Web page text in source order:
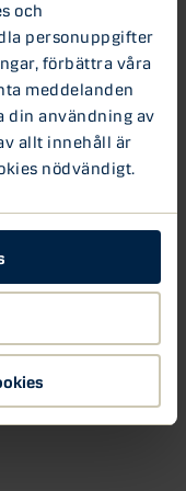
och
personuppgifter
förbättra våra
meddelanden
din användning av
allt innehåll är
nödvändigt.
de kommande
sikt tenderar
om vi jämför med
eller Ebola.
bevaka nästa